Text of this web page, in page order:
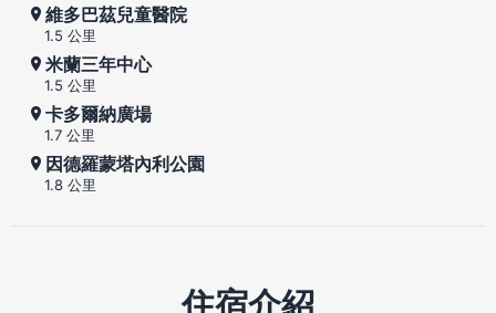
維多巴茲兒童醫院
1.5 公里
米蘭三年中心
1.5 公里
卡多爾納廣場
1.7 公里
因德羅蒙塔內利公園
1.8 公里
住宿介紹